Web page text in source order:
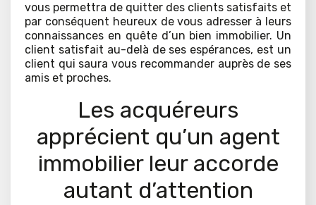
vous permettra de quitter des clients satisfaits et
par conséquent heureux de vous adresser à leurs
connaissances en quête d’un bien immobilier. Un
client satisfait au-delà de ses espérances, est un
client qui saura vous recommander auprès de ses
amis et proches.
Les acquéreurs
apprécient qu’un agent
immobilier leur accorde
autant d’attention